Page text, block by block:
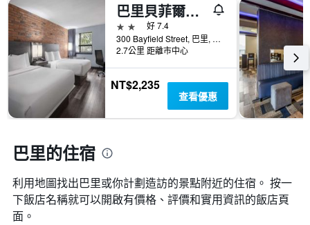
巴里貝菲爾德旅遊賓館 - 貝瑞
2星級
好 7.4
300 Bayfield Street, 巴里, ON, 加拿大
2.7公里 距離市中心
NT$2,235
查看優惠
巴里的住宿
利用地圖找出巴里​​或你計劃造訪的景點附近的住宿。 按一
下飯店名稱就可以開啟有價格、評價和實用資訊的飯店頁
面。